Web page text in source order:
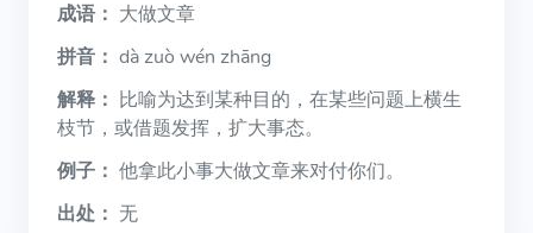
成语： 大做文章
拼音： dà zuò wén zhāng
解释： 比喻为达到某种目的，在某些问题上横生
枝节，或借题发挥，扩大事态。
例子： 他拿此小事大做文章来对付你们。
出处： 无